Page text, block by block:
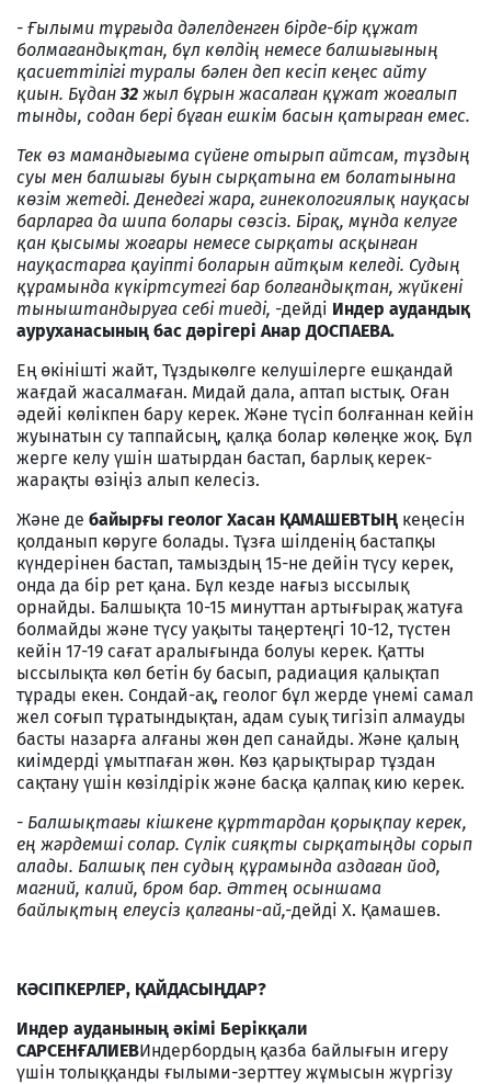
- Ғылыми тұрғыда дәлелденген бірде-бір құжат
болмағандықтан, бұл көлдің немесе балшығының
қасиеттілігі туралы бәлен деп кесіп кеңес айту
қиын. Бұдан32 жыл бұрын жасалған құжат жоғалып
тынды, содан бері бұған ешкім басын қатырған емес.
Тек өз мамандығыма сүйене отырып айтсам, тұздың
суы мен балшығы буын сырқатына ем болатынына
көзім жетеді. Денедегі жара, гинекологиялық науқасы
барларға да шипа болары сөзсіз. Бірақ, мұнда келуге
қан қысымы жоғары немесе сырқаты асқынған
науқастарға қауіпті боларын айтқым келеді. Судың
құрамында күкіртсутегі бар болғандықтан, жүйкені
тыныштандыруға себі тиеді, -дейді Индер аудандық
ауруханасының бас дәрігері Анар ДОСПАЕВА.
Ең өкінішті жайт, Тұздыкөлге келушілерге ешқандай
жағдай жасалмаған. Мидай дала, аптап ыстық. Оған
әдейі көлікпен бару керек. Және түсіп болғаннан кейін
жуынатын су таппайсың, қалқа болар көлеңке жоқ. Бұл
жерге келу үшін шатырдан бастап, барлық керек-
жарақты өзіңіз алып келесіз.
Және де байырғы геолог Хасан ҚАМАШЕВТЫҢ кеңесін
қолданып көруге болады. Тұзға шілденің бастапқы
күндерінен бастап, тамыздың 15-не дейін түсу керек,
онда да бір рет қана. Бұл кезде нағыз ыссылық
орнайды. Балшықта 10-15 минуттан артығырақ жатуға
болмайды және түсу уақыты таңертеңгі 10-12, түстен
кейін 17-19 сағат аралығында болуы керек. Қатты
ыссылықта көл бетін бу басып, радиация қалықтап
тұрады екен. Сондай-ақ, геолог бұл жерде үнемі самал
жел соғып тұратындықтан, адам суық тигізіп алмауды
басты назарға алғаны жөн деп санайды. Және қалың
киімдерді ұмытпаған жөн. Көз қарықтырар тұздан
сақтану үшін көзілдірік және басқа қалпақ кию керек.
- Балшықтағы кішкене құрттардан қорықпау керек,
ең жәрдемші солар. Сүлік сияқты сырқатыңды сорып
алады. Балшық пен судың құрамында аздаған йод,
магний, калий, бром бар. Әттең осыншама
байлықтың елеусіз қалғаны-ай,-дейді Х. Қамашев.
КӘСІПКЕРЛЕР, ҚАЙДАСЫҢДАР?
Индер ауданының әкімі Берікқали
САРСЕНҒАЛИЕВИндербордың қазба байлығын игеру
үшін толыққанды ғылыми-зерттеу жұмысын жүргізу